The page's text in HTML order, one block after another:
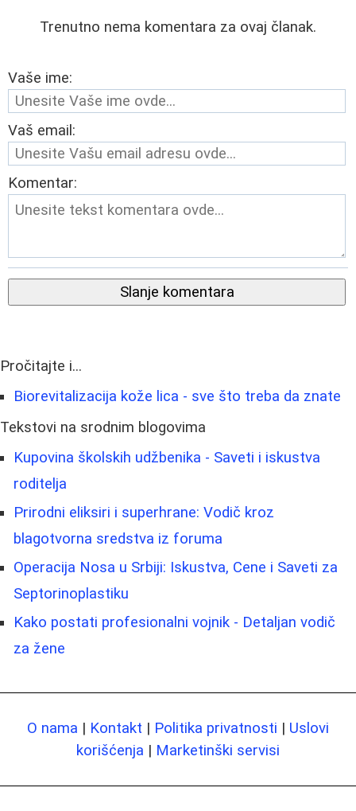
Trenutno nema komentara za ovaj članak.
Vaše ime:
Vaš email:
Komentar:
Slanje komentara
Pročitajte i...
Biorevitalizacija kože lica - sve što treba da znate
Tekstovi na srodnim blogovima
Kupovina školskih udžbenika - Saveti i iskustva
roditelja
Prirodni eliksiri i superhrane: Vodič kroz
blagotvorna sredstva iz foruma
Operacija Nosa u Srbiji: Iskustva, Cene i Saveti za
Septorinoplastiku
Kako postati profesionalni vojnik - Detaljan vodič
za žene
O nama | Kontakt | Politika privatnosti | Uslovi
korišćenja | Marketinški servisi